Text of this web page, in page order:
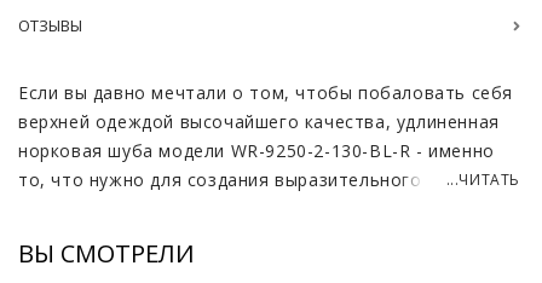
ОТЗЫВЫ
Если вы давно мечтали о том, чтобы побаловать себя
верхней одеждой высочайшего качества, удлиненная
норковая шуба модели WR-9250-2-130-BL-R - именно
то, что нужно для создания выразительного и
владелице ощущение уверенности и подчеркивает ее
...ЧИТАТЬ
ВЫ СМОТРЕЛИ